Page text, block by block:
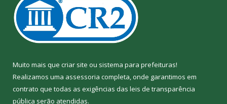
Muito mais que criar site ou sistema para prefeituras!
Realizamos uma assessoria completa, onde garantimos em
contrato que todas as exigências das leis de transparência
pública serão atendidas.